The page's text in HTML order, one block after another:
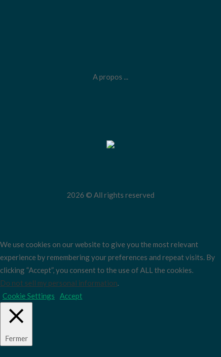
A propos ...
2026 © All rights reserved
We use cookies on our website to give you the most relevant
experience by remembering your preferences and repeat visits. By
clicking “Accept”, you consent to the use of ALL the cookies.
Do not sell my personal information.
Cookie Settings
Accept
Fermer